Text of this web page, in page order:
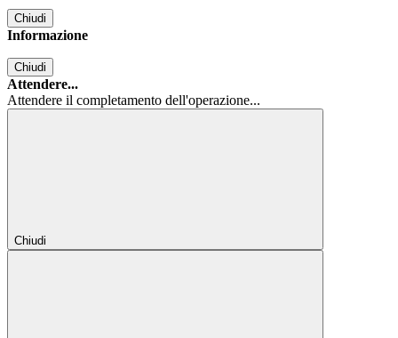
Chiudi
Informazione
Chiudi
Attendere...
Attendere il completamento dell'operazione...
Chiudi